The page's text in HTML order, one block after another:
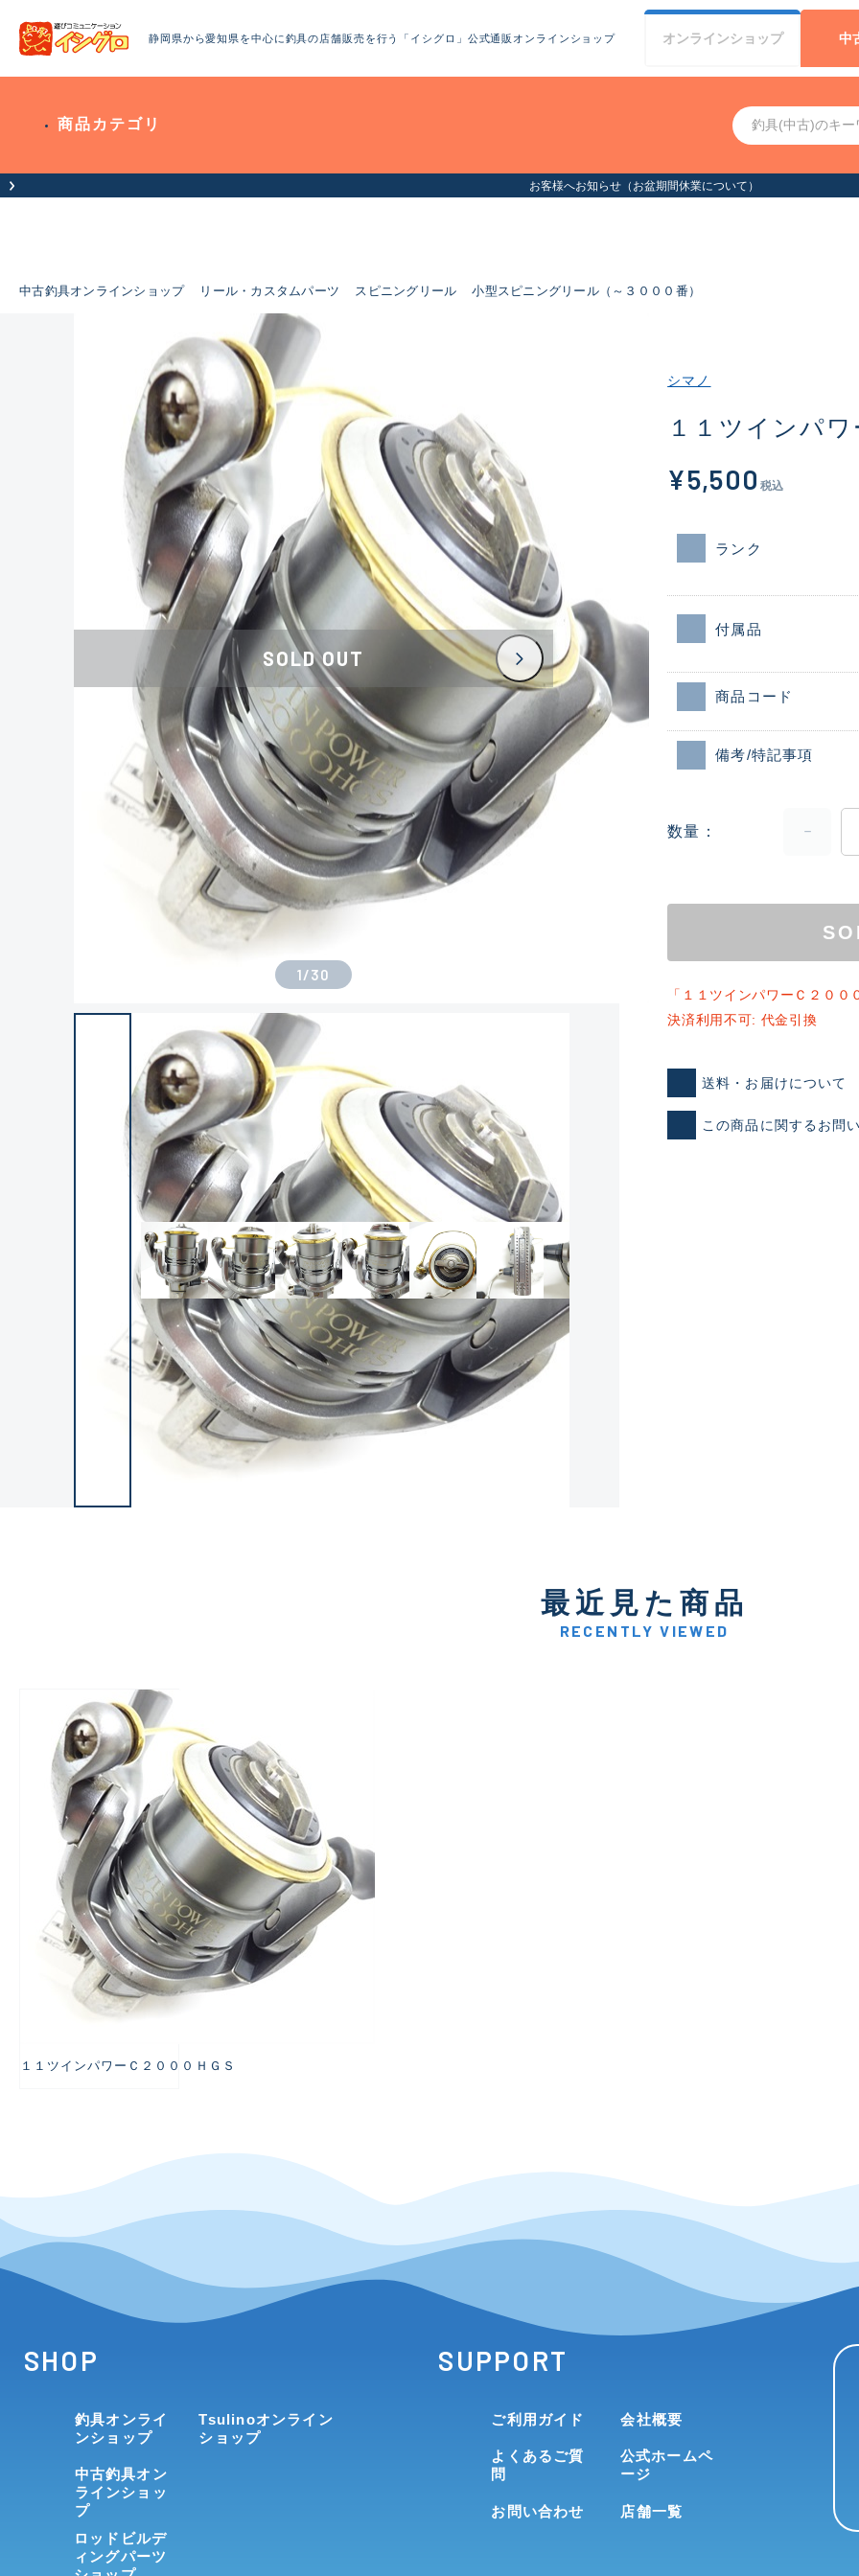
静岡県から愛知県を中心に釣具の店舗販売を行う「イシグロ」公式通販オンラインショップ オンラインショップ 中
商品カテゴリ
お客様へお知らせ（お盆期間休業について）
中古釣具オンラインショップ リール・カスタムパーツ スピニングリール 小型スピニングリール（～３０００番）
ランクとは？
良
C-
い品
SOLD OUT
1/30
シマノ
１１ツインパ
¥5,500 税込
ランク
付属品
商品コード
備考/特記事項
数量
「１１ツインパワーＣ２００
決済利用不可: 代金引換
送料・お届けについて
この商品に関するお問
最近見た商品
RECENTLY VIEWED
１１ツインパワーＣ２０００ＨＧＳ
SHOP
釣具オンライ
ンショップ
中古釣具オン
ラインショッ
プ
ロッドビルデ
ィングパーツ
Tsulinoオンライン
ショップ
SUPPORT
ご利用ガイド
よくあるご質
問
お問い合わせ
会社概要
公式ホームペ
ージ
店舗一覧